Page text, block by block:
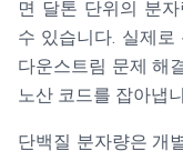
면 달톤 단위의 분
수 있습니다. 실제
다운스트림 문제 해
노산 코드를 잡아냅
단백질 분자량은 개